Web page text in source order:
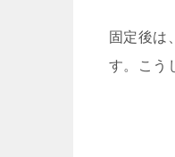
固定後は
す。こう